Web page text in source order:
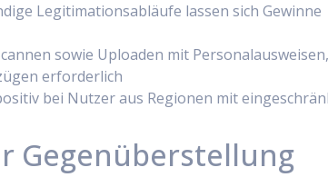
Legitimationsabläufe lassen sich Gewinne
sowie Uploaden mit Personalausweisen,
erforderlich
bei Nutzer aus Regionen mit
Gegenüberstellung